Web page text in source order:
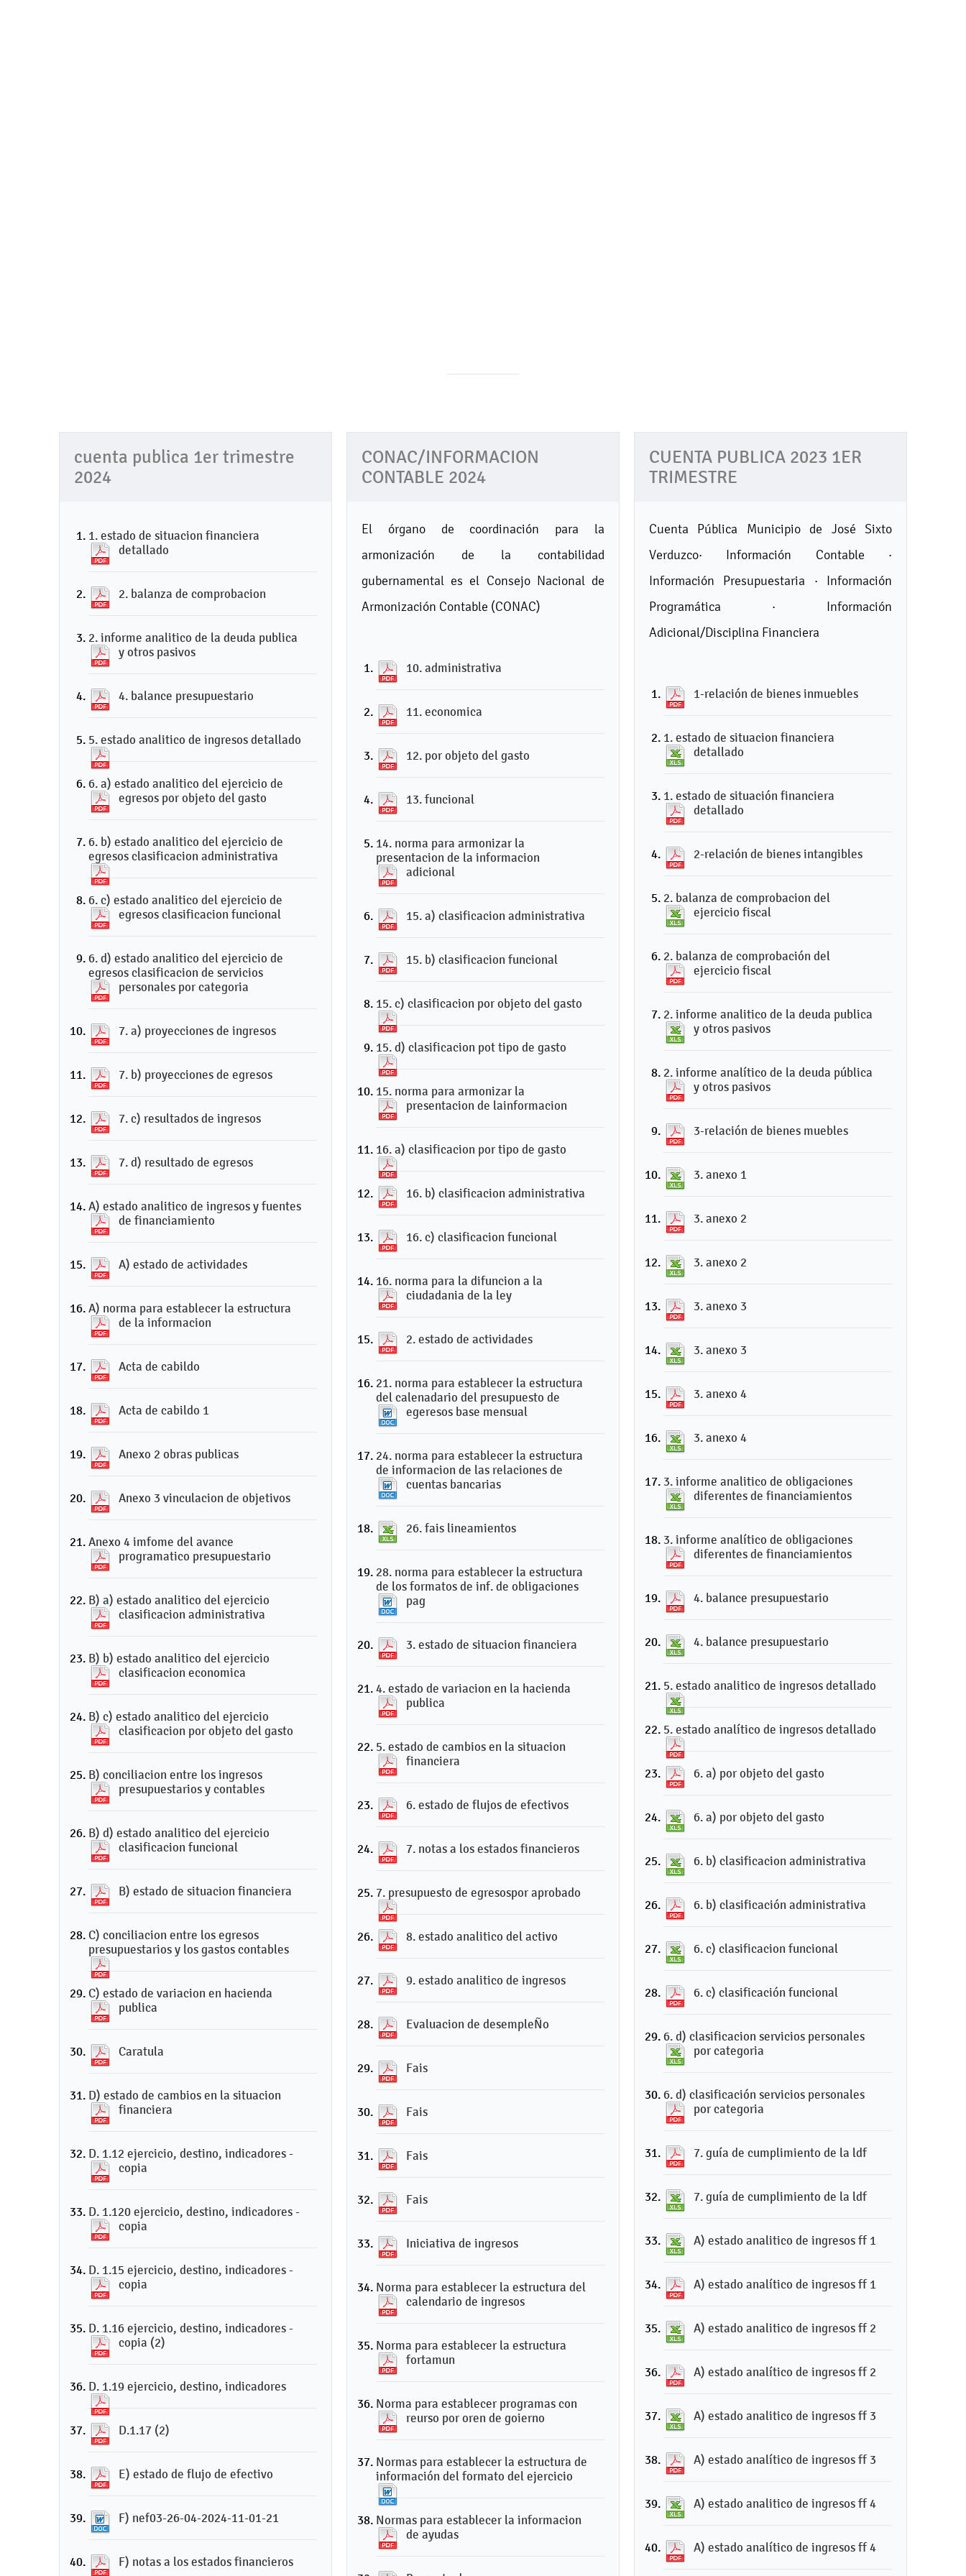
cuenta publica 1er trimestre
2024
1. estado de situacion financiera
detallado
2. balanza de comprobacion
2. informe analitico de la deuda publica
y otros pasivos
4. balance presupuestario
5. estado analitico de ingresos detallado
6. a) estado analitico del ejercicio de
egresos por objeto del gasto
6. b) estado analitico del ejercicio de
egresos clasificacion administrativa
6. c) estado analitico del ejercicio de
egresos clasificacion funcional
6. d) estado analitico del ejercicio de
egresos clasificacion de servicios
personales por categoria
7. a) proyecciones de ingresos
7. b) proyecciones de egresos
7. c) resultados de ingresos
7. d) resultado de egresos
A) estado analitico de ingresos y fuentes
de financiamiento
A) estado de actividades
A) norma para establecer la estructura
de la informacion
Acta de cabildo
Acta de cabildo 1
Anexo 2 obras publicas
Anexo 3 vinculacion de objetivos
Anexo 4 imfome del avance
programatico presupuestario
B) a) estado analitico del ejercicio
clasificacion administrativa
B) b) estado analitico del ejercicio
clasificacion economica
B) c) estado analitico del ejercicio
clasificacion por objeto del gasto
B) conciliacion entre los ingresos
presupuestarios y contables
B) d) estado analitico del ejercicio
clasificacion funcional
B) estado de situacion financiera
C) conciliacion entre los egresos
presupuestarios y los gastos contables
C) estado de variacion en hacienda
publica
Caratula
D) estado de cambios en la situacion
financiera
D. 1.12 ejercicio, destino, indicadores -
copia
D. 1.120 ejercicio, destino, indicadores -
copia
D. 1.15 ejercicio, destino, indicadores -
copia
D. 1.16 ejercicio, destino, indicadores -
copia (2)
D. 1.19 ejercicio, destino, indicadores
D.1.17 (2)
E) estado de flujo de efectivo
F) nef03-26-04-2024-11-01-21
F) notas a los estados financieros
CONAC/INFORMACION
CONTABLE 2024
El órgano de coordinación para la
armonización de la contabilidad
gubernamental es el Consejo Nacional de
Armonización Contable (CONAC)
10. administrativa
11. economica
12. por objeto del gasto
13. funcional
14. norma para armonizar la
presentacion de la informacion
adicional
15. a) clasificacion administrativa
15. b) clasificacion funcional
15. c) clasificacion por objeto del gasto
15. d) clasificacion pot tipo de gasto
15. norma para armonizar la
presentacion de lainformacion
16. a) clasificacion por tipo de gasto
16. b) clasificacion administrativa
16. c) clasificacion funcional
16. norma para la difuncion a la
ciudadania de la ley
2. estado de actividades
21. norma para establecer la estructura
del calenadario del presupuesto de
egeresos base mensual
24. norma para establecer la estructura
de informacion de las relaciones de
cuentas bancarias
26. fais lineamientos
28. norma para establecer la estructura
de los formatos de inf. de obligaciones
pag
3. estado de situacion financiera
4. estado de variacion en la hacienda
publica
5. estado de cambios en la situacion
financiera
6. estado de flujos de efectivos
7. notas a los estados financieros
7. presupuesto de egresospor aprobado
8. estado analitico del activo
9. estado analitico de ingresos
Evaluacion de desempleÑo
Fais
Fais
Fais
Fais
Iniciativa de ingresos
Norma para establecer la estructura del
calendario de ingresos
Norma para establecer la estructura
fortamun
Norma para establecer programas con
reurso por oren de goierno
Normas para establecer la estructura de
información del formato del ejercicio
Normas para establecer la informacion
de ayudas
CUENTA PUBLICA 2023 1ER
TRIMESTRE
Cuenta Pública Municipio de José Sixto
Verduzco· Información Contable ·
Información Presupuestaria · Información
Programática · Información
Adicional/Disciplina Financiera
1-relación de bienes inmuebles
1. estado de situacion financiera
detallado
1. estado de situación financiera
detallado
2-relación de bienes intangibles
2. balanza de comprobacion del
ejercicio fiscal
2. balanza de comprobación del
ejercicio fiscal
2. informe analitico de la deuda publica
y otros pasivos
2. informe analítico de la deuda pública
y otros pasivos
3-relación de bienes muebles
3. anexo 1
3. anexo 2
3. anexo 2
3. anexo 3
3. anexo 3
3. anexo 4
3. anexo 4
3. informe analitico de obligaciones
diferentes de financiamientos
3. informe analítico de obligaciones
diferentes de financiamientos
4. balance presupuestario
4. balance presupuestario
5. estado analitico de ingresos detallado
5. estado analítico de ingresos detallado
6. a) por objeto del gasto
6. a) por objeto del gasto
6. b) clasificacion administrativa
6. b) clasificación administrativa
6. c) clasificacion funcional
6. c) clasificación funcional
6. d) clasificacion servicios personales
por categoria
6. d) clasificación servicios personales
por categoria
7. guía de cumplimiento de la ldf
7. guía de cumplimiento de la ldf
A) estado analitico de ingresos ff 1
A) estado analítico de ingresos ff 1
A) estado analitico de ingresos ff 2
A) estado analítico de ingresos ff 2
A) estado analitico de ingresos ff 3
A) estado analítico de ingresos ff 3
A) estado analitico de ingresos ff 4
A) estado analítico de ingresos ff 4